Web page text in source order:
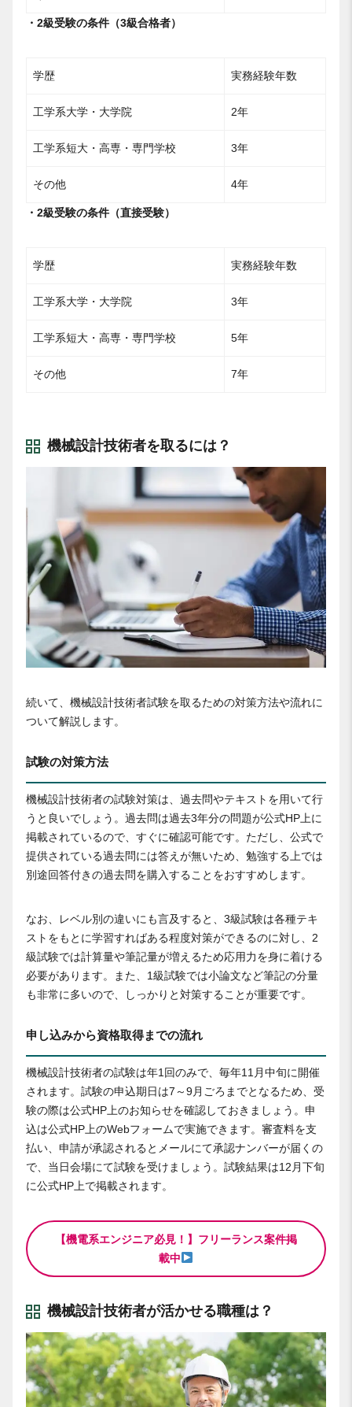
・2級受験の条件（3級合格者）
学歴 実務経験年数
工学系大学・大学院 2年
工学系短大・高専・専門学校 3年
その他 4年
・2級受験の条件（直接受験）
学歴 実務経験年数
工学系大学・大学院 3年
工学系短大・高専・専門学校 5年
その他 7年
機械設計技術者を取るには？
続いて、機械設計技術者試験を取るための対策方法や流れに
ついて解説します。
試験の対策方法
機械設計技術者の試験対策は、過去問やテキストを用いて行
うと良いでしょう。過去問は過去3年分の問題が公式HP上に
掲載されているので、すぐに確認可能です。ただし、公式で
提供されている過去問には答えが無いため、勉強する上では
別途回答付きの過去問を購入することをおすすめします。
なお、レベル別の違いにも言及すると、3級試験は各種テキ
ストをもとに学習すればある程度対策ができるのに対し、2
級試験では計算量や筆記量が増えるため応用力を身に着ける
必要があります。また、1級試験では小論文など筆記の分量
も非常に多いので、しっかりと対策することが重要です。
申し込みから資格取得までの流れ
機械設計技術者の試験は年1回のみで、毎年11月中旬に開催
されます。試験の申込期日は7～9月ごろまでとなるため、受
験の際は公式HP上のお知らせを確認しておきましょう。申
込は公式HP上のWebフォームで実施できます。審査料を支
払い、申請が承認されるとメールにて承認ナンバーが届くの
で、当日会場にて試験を受けましょう。試験結果は12月下旬
に公式HP上で掲載されます。
【機電系エンジニア必見！】フリーランス案件掲
載中
機械設計技術者が活かせる職種は？